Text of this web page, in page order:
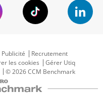
Publicité
Recrutement
les cookies
Gérer Utiq
© 2026 CCM Benchmark